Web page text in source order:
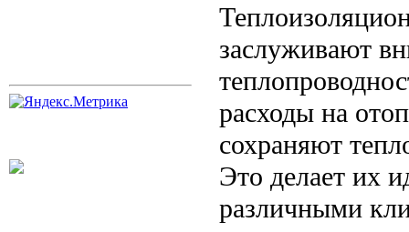
заслуживают
расходы на
сохраняют
Это делает их
различными